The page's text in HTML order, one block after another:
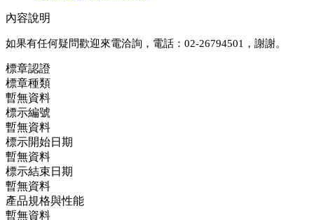
內容說明
如果有任何疑問歡迎來電洽詢，電話：02-26794501，謝謝。
標章認證
標章種類
暫無資料
標示編號
暫無資料
標示開始日期
暫無資料
標示結束日期
暫無資料
產品規格與性能
暫無資料